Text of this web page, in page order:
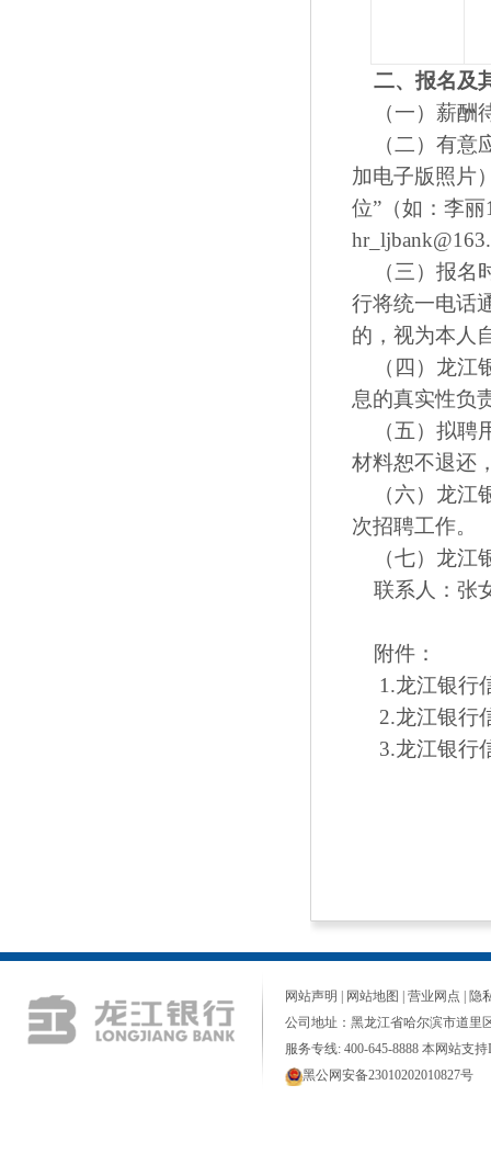
二、报名及
（一）薪酬
（二）有意
加电子版照片
位”（如：李
（三）报名
行将统一电话
的，视为本人
（四）龙江
息的真实性负
（五）拟聘
材料恕不退还
（六）龙江
次招聘工作。
（七）龙江
联系人：张
附件：
1.龙江银行
2.龙江银行
3.龙江银行
网站声明 网站地图 营业网点
隐
公司地址：黑龙江省哈尔滨市道里
服务专线: 400-645-8888 本网站支持
黑公网安备23010202010827号